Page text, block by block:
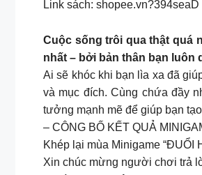
Link sách: shopee.vn?394seaD
Cuộc sống trôi qua thật quá
nhất – bởi bản thân bạn luôn
Ai sẽ khóc khi bạn lìa xa đã
và mục đích. Cùng chứa đầy
tưởng mạnh mẽ để giúp bạn
– CÔNG BỐ KẾT QUẢ
Khép lại mùa Minigame “ĐUỔI
Xin chúc mừng người chơi trả